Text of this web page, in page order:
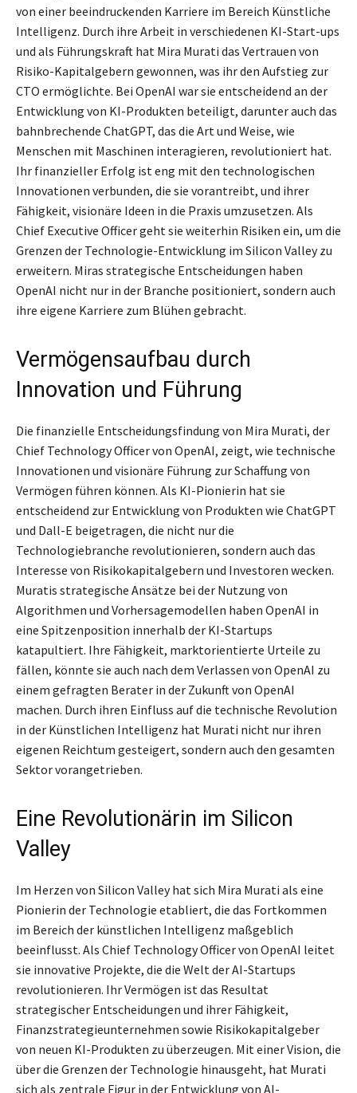
von einer beeindruckenden Karriere im Bereich Künstliche
Intelligenz. Durch ihre Arbeit in verschiedenen KI-Start-ups
und als Führungskraft hat Mira Murati das Vertrauen von
Risiko-Kapitalgebern gewonnen, was ihr den Aufstieg zur
CTO ermöglichte. Bei OpenAI war sie entscheidend an der
Entwicklung von KI-Produkten beteiligt, darunter auch das
bahnbrechende ChatGPT, das die Art und Weise, wie
Menschen mit Maschinen interagieren, revolutioniert hat.
Ihr finanzieller Erfolg ist eng mit den technologischen
Innovationen verbunden, die sie vorantreibt, und ihrer
Fähigkeit, visionäre Ideen in die Praxis umzusetzen. Als
Chief Executive Officer geht sie weiterhin Risiken ein, um die
Grenzen der Technologie-Entwicklung im Silicon Valley zu
erweitern. Miras strategische Entscheidungen haben
OpenAI nicht nur in der Branche positioniert, sondern auch
ihre eigene Karriere zum Blühen gebracht.
Vermögensaufbau durch
Innovation und Führung
Die finanzielle Entscheidungsfindung von Mira Murati, der
Chief Technology Officer von OpenAI, zeigt, wie technische
Innovationen und visionäre Führung zur Schaffung von
Vermögen führen können. Als KI-Pionierin hat sie
entscheidend zur Entwicklung von Produkten wie ChatGPT
und Dall-E beigetragen, die nicht nur die
Technologiebranche revolutionieren, sondern auch das
Interesse von Risikokapitalgebern und Investoren wecken.
Muratis strategische Ansätze bei der Nutzung von
Algorithmen und Vorhersagemodellen haben OpenAI in
eine Spitzenposition innerhalb der KI-Startups
katapultiert. Ihre Fähigkeit, marktorientierte Urteile zu
fällen, könnte sie auch nach dem Verlassen von OpenAI zu
einem gefragten Berater in der Zukunft von OpenAI
machen. Durch ihren Einfluss auf die technische Revolution
in der Künstlichen Intelligenz hat Murati nicht nur ihren
eigenen Reichtum gesteigert, sondern auch den gesamten
Sektor vorangetrieben.
Eine Revolutionärin im Silicon
Valley
Im Herzen von Silicon Valley hat sich Mira Murati als eine
Pionierin der Technologie etabliert, die das Fortkommen
im Bereich der künstlichen Intelligenz maßgeblich
beeinflusst. Als Chief Technology Officer von OpenAI leitet
sie innovative Projekte, die die Welt der AI-Startups
revolutionieren. Ihr Vermögen ist das Resultat
strategischer Entscheidungen und ihrer Fähigkeit,
Finanzstrategieunternehmen sowie Risikokapitalgeber
von neuen KI-Produkten zu überzeugen. Mit einer Vision, die
über die Grenzen der Technologie hinausgeht, hat Murati
sich als zentrale Figur in der Entwicklung von AI-